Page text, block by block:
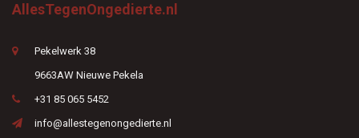
AllesTegenOngedierte.nl
Pekelwerk 38
9663AW Nieuwe Pekela
+31 85 065 5452
info@allestegenongedierte.nl